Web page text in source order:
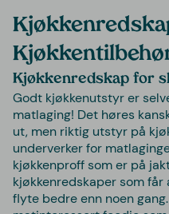
Kjøkkenredskap for
Godt kjøkkenutstyr er
matlaging! Det høres
ut, men riktig utstyr på
underverker for
kjøkkenproff som er på
kjøkkenredskaper som
flyte bedre enn noen